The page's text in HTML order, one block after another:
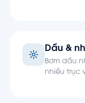
Dầu &
Bơm dầu
nhiều trục